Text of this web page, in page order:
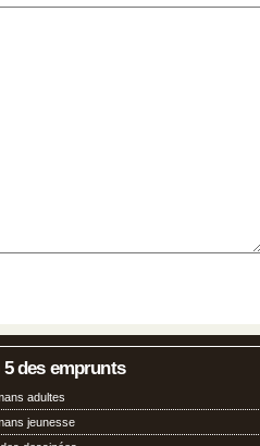
des emprunts
adultes
jeunesse